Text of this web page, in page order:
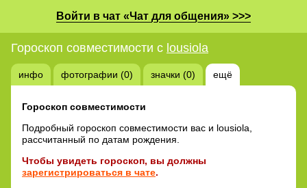
Войти в чат «Чат для общения» >>>
Гороскоп совместимости с lousiola
инфо фотографии (0) значки (0) ещё
Гороскоп совместимости
Подробный гороскоп совместимости вас и lousiola,
рассчитанный по датам рождения.
Чтобы увидеть гороскоп, вы должны
зарегистрироваться в чате.